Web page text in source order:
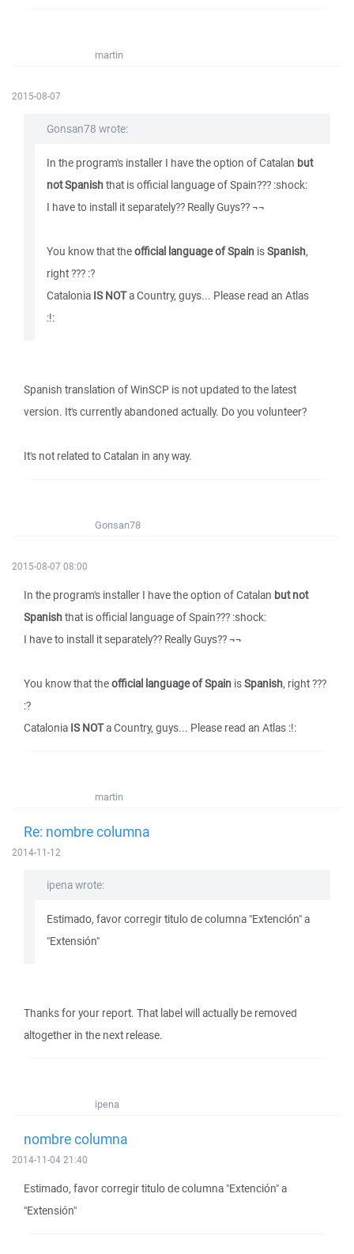
martin
2015-08-07
Gonsan78 wrote:
In the program's installer I have the option of Catalan but
not Spanishthat is official language of Spain??? :shock:
I have to install it separately?? Really Guys?? ¬¬
You know that theofficial language of Spain isSpanish,
right ??? :?
Catalonia IS NOTa Country, guys... Please read an Atlas
:!:
Spanish translation of WinSCP is not updated to the latest
version. It's currently abandoned actually. Do you volunteer?
It's not related to Catalan in any way.
Gonsan78
2015-08-07 08:00
In the program's installer I have the option of Catalan but not
Spanishthat is official language of Spain??? :shock:
I have to install it separately?? Really Guys?? ¬¬
You know that theofficial language of Spain isSpanish, right ???
:?
Catalonia IS NOTa Country, guys... Please read an Atlas :!:
martin
Re: nombre columna
2014-11-12
ipena wrote:
Estimado, favor corregir titulo de columna "Extención" a
"Extensión"
Thanks for your report. That label will actually be removed
altogether in the next release.
ipena
nombre columna
2014-11-04 21:40
Estimado, favor corregir titulo de columna "Extención" a
"Extensión"